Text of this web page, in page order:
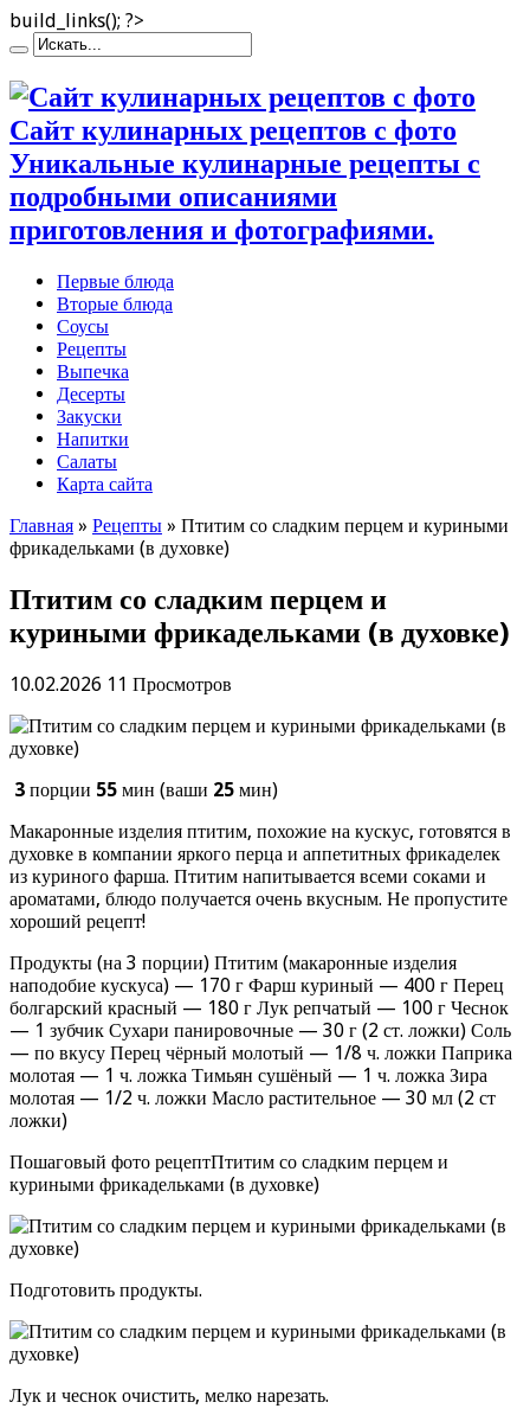
build_links(); ?>
Сайт кулинарных рецептов с фото
Уникальные кулинарные рецепты с
подробными описаниями
приготовления и фотографиями.
Первые блюда
Вторые блюда
Соусы
Рецепты
Выпечка
Десерты
Закуски
Напитки
Салаты
Карта сайта
Главная » Рецепты » Птитим со сладким перцем и куриными
фрикадельками (в духовке)
Птитим со сладким перцем и
куриными фрикадельками (в духовке)
10.02.2026 11 Просмотров
3 порции 55 мин (ваши 25 мин)
Макаронные изделия птитим, похожие на кускус, готовятся в
духовке в компании яркого перца и аппетитных фрикаделек
из куриного фарша. Птитим напитывается всеми соками и
ароматами, блюдо получается очень вкусным. Не пропустите
хороший рецепт!
Продукты (на 3 порции) Птитим (макаронные изделия
наподобие кускуса) — 170 г Фарш куриный — 400 г Перец
болгарский красный — 180 г Лук репчатый — 100 г Чеснок
— 1 зубчик Сухари панировочные — 30 г (2 ст. ложки) Соль
— по вкусу Перец чёрный молотый — 1/8 ч. ложки Паприка
молотая — 1 ч. ложка Тимьян сушёный — 1 ч. ложка Зира
молотая — 1/2 ч. ложки Масло растительное — 30 мл (2 ст
ложки)
Пошаговый фото рецептПтитим со сладким перцем и
куриными фрикадельками (в духовке)
Подготовить продукты.
Лук и чеснок очистить, мелко нарезать.